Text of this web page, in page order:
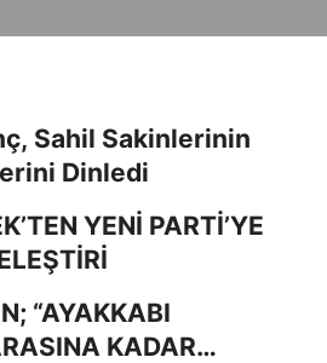
Sahil Sakinlerinin
Dinledi
YENİ PARTİ’YE
“AYAKKABI
KADAR